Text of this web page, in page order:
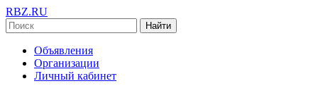
RBZ.RU
Найти
Объявления
Организации
Личный кабинет